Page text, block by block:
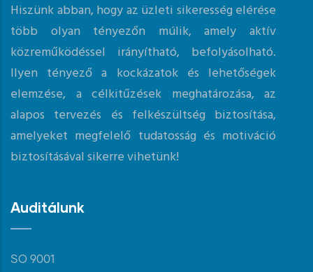
Hiszünk abban, hogy az üzleti sikeresség elérése
több olyan tényezőn múlik, amely aktív
közreműködéssel irányítható, befolyásolható.
Ilyen tényező a kockázatok és lehetőségek
elemzése, a célkitűzések meghatározása, az
alapos tervezés és felkészültség biztosítása,
amelyeket megfelelő tudatosság és motiváció
biztosításával sikerre vihetünk!
Auditálunk
SO 9001